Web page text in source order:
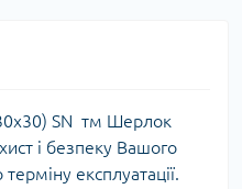
SN тм Шерлок
і безпеку Вашого
експлуатації.